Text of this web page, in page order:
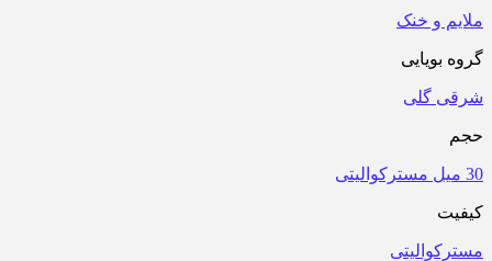
ملایم و خنک
گروه بویایی
شرقی گلی
حجم
30 میل مسترکوالیتی
کیفیت
مسترکوالیتی